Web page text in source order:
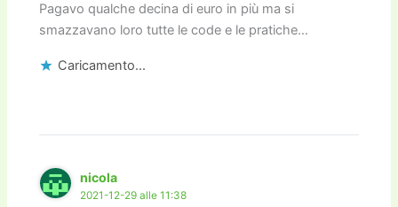
Pagavo qualche decina di euro in più ma si
smazzavano loro tutte le code e le pratiche…
Caricamento...
nicola
2021-12-29 alle 11:38